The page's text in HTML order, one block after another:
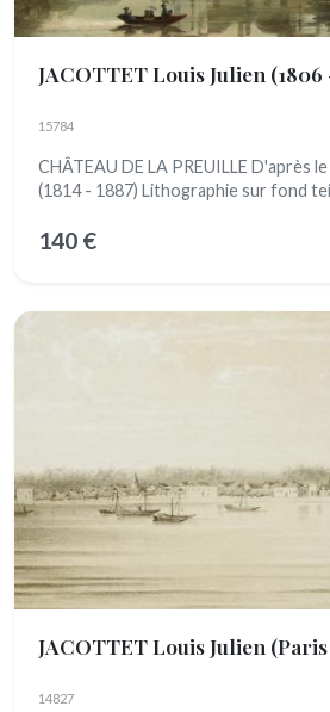
JACOTTET Louis Julien (1806
15784
CHÂTEAU DE LA PREUILLE D'après
(1814 - 1887) Lithographie sur fond
140 €
JACOTTET Louis Julien
14827